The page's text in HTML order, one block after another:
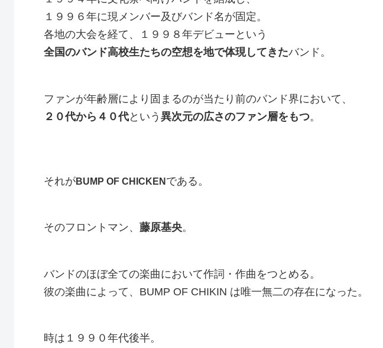
１９９６年に現メンバー及びバンド名が固定。
各地の大会を経て、１９９８年デビューという
全国のバンド高校生たちの空想を地で体現してきたバンド。
ファンが年齢層により固まるのが当たり前のバンド界において、
２０代から４０代という 異次元の広さのファン層をもつ。
それがBUMP OF CHICKEN である。
そのフロントマン、 藤原基央。
バンドのほぼ全ての楽曲において作詞・作曲をつとめる。
彼の楽曲によって、BUMP OF CHIKIN は唯一無二の存在になった。
時は１９９０年代後半。